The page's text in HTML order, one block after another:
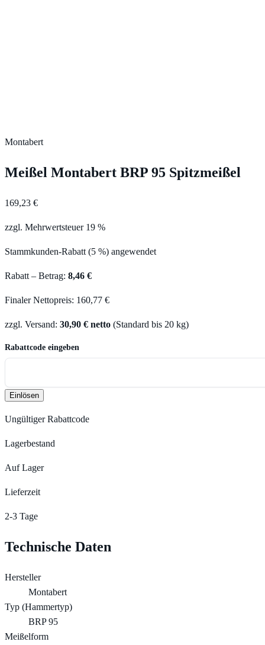
Montabert
Meißel Montabert BRP 95 Spitzmeißel
169,23 €
zzgl. Mehrwertsteuer 19 %
Stammkunden-Rabatt (5 %) angewendet
Rabatt – Betrag: 8,46 €
Finaler Nettopreis: 160,77 €
zzgl. Versand: 30,90 € netto (Standard bis 20 kg)
Rabattcode eingeben
Einlösen
Ungültiger Rabattcode
Lagerbestand
Auf Lager
Lieferzeit
2-3 Tage
Technische Daten
Hersteller
Montabert
Typ (Hammertyp)
BRP 95
Meißelform